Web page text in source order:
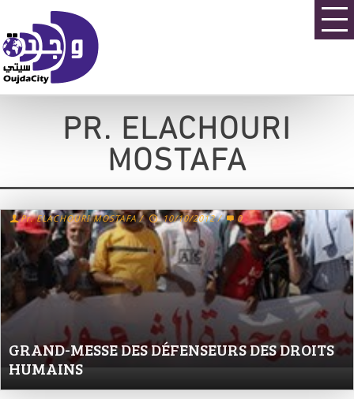
PR. ELACHOURI
MOSTAFA
GRAND-MESSE DES DÉFENSEURS DES DROITS
HUMAINS
Pr. ELACHOURI MOSTAFA / 10/10/2012 / 0